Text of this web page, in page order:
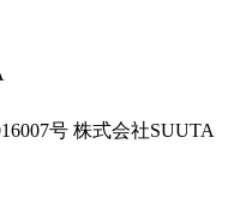
号 株式会社SUUTA